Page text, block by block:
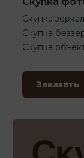
Скупка
Скупка
Скупка
Заказать